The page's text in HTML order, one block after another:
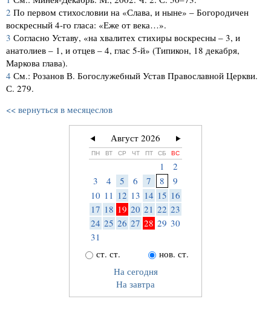
2 По первом стихословии на «Слава, и ныне» – Богородичен
воскресный 4-го гласа: «Еже от века…».
3 Согласно Уставу, «на хвалитех стихиры воскресны – 3, и
анатолиев – 1, и отцев – 4, глас 5-й» (Типикон, 18 декабря,
Маркова глава).
4 См.: Розанов В. Богослужебный Устав Православной Церкви.
С. 279.
<< вернуться в месяцеслов
Август 2026
ПН ВТ СР ЧТ ПТ СБ ВС
1
2
3
4 5 6 7 8
9
10 11 12 13 14 15 16
17 18 19 20 21 22 23
24 25 26 27 28 29 30
31
ст. ст.
нов. ст.
На сегодня
На завтра